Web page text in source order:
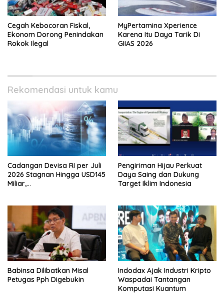
Cegah Kebocoran Fiskal,
Ekonom Dorong Penindakan
Rokok Ilegal
MyPertamina Xperience
Karena Itu Daya Tarik Di
GIIAS 2026
Rekomendasi untuk kamu
Cadangan Devisa RI per Juli
2026 Stagnan Hingga USD145
Miliar,
dan Internasional
Pengiriman Hijau Perkuat
Daya Saing dan Dukung
Target Iklim Indonesia
Babinsa Dilibatkan Misal
Petugas Pph Digebukin
Indodax Ajak Industri Kripto
Waspadai Tantangan
Komputasi Kuantum